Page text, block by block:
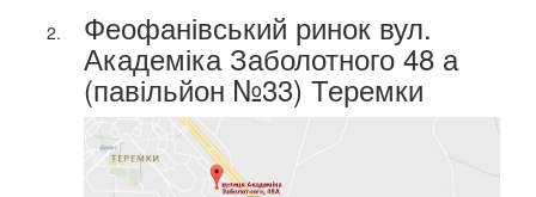
Феофанівський ринок вул.
Академіка Заболотного 48 а
(павільйон №33) Теремки